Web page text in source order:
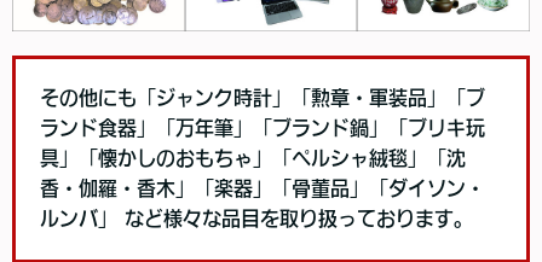
その他にも「ジャンク時計」「勲章・軍装品」「ブ
ランド食器」「万年筆」「ブランド鍋」「ブリキ玩
具」「懐かしのおもちゃ」「ペルシャ絨毯」「沈
香・伽羅・香木」「楽器」「骨董品」「ダイソン・
ルンバ」 など様々な品目を取り扱っております。